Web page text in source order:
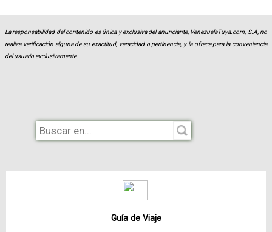
La responsabilidad del contenido es única y exclusiva del anunciante, VenezuelaTuya.com, S.A, no
realiza verificación alguna de su exactitud, veracidad o pertinencia, y la ofrece para la conveniencia
del usuario exclusivamente.
Guía de Viaje